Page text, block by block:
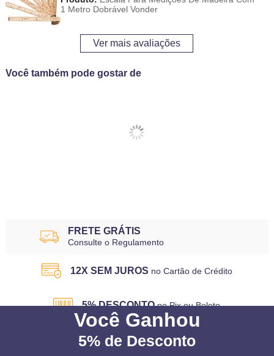
1 Metro Dobrável Vonder
Ver mais avaliações
Você também pode gostar de
FRETE GRÁTIS
Consulte o Regulamento
12X SEM JUROS no Cartão de Crédito
5% DESCONTO no Pix ou Boleto
Você Ganhou
5% de Desconto